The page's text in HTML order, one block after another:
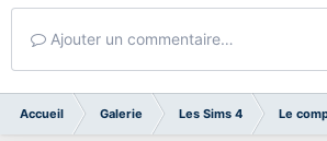
Ajouter un commentaire…
Accueil Galerie Les Sims 4 Le